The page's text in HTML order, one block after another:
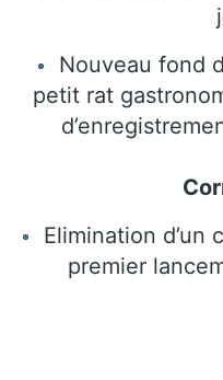
Nouveau fond
petit rat
Elimination d’un
premier